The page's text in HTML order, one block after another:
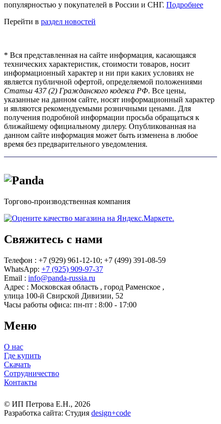
популярностью у покупателей в России и СНГ. Подробнее
Перейти в раздел новостей
* Вся представленная на сайте информация, касающаяся
технических характеристик, стоимости товаров, носит
информационный характер и ни при каких условиях не
является публичной офертой, определяемой положениями
Статьи 437 (2) Гражданского кодекса РФ. Все цены,
указанные на данном сайте, носят информационный характер
и являются рекомендуемыми розничными ценами. Для
получения подробной информации просьба обращаться к
ближайшему официальному дилеру. Опубликованная на
данном сайте информация может быть изменена в любое
время без предварительного уведомления.
Торгово-производственная компания
Свяжитесь с нами
Телефон : +7 (929) 961-12-10; +7 (499) 391-08-59
WhatsApp: +7 (925) 909-97-37
Email : info@panda-russia.ru
Адрес : Московская область , город Раменское ,
улица 100-й Свирской Дивизии, 52
Часы работы офиса: пн-пт : 8:00 - 17:00
Меню
О нас
Где купить
Скачать
Сотрудничество
Контакты
© ИП Петрова Е.Н., 2026
Разработка сайта: Студия design+code